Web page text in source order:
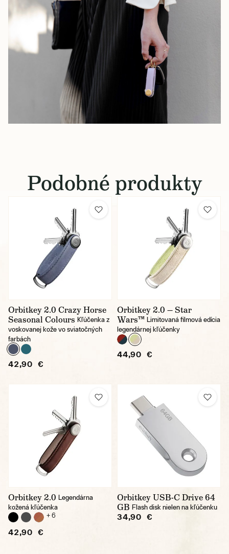
Podobné produkty
Orbitkey 2.0 Crazy Horse
Seasonal Colours Kľúčenka z
voskovanej kože vo sviatočných
farbách
42,90 €
Orbitkey 2.0 — Star
Wars™ Limitovaná filmová edícia
legendárnej kľúčenky
44,90 €
Orbitkey 2.0 Legendárna
kožená kľúčenka
+ 6
42,90 €
Orbitkey USB-C Drive 64
GB Flash disk nielen na kľúčenku
34,90 €